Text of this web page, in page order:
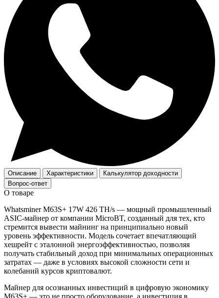
Описание Характеристики
Калькулятор доходности
Вопрос-ответ
О товаре
Whatsminer M63S+ 17W 426 TH/s — мощный промышленный
ASIC‑майнер от компании MicroBT, созданный для тех, кто
стремится вывести майнинг на принципиально новый
уровень эффективности. Модель сочетает впечатляющий
хешрейт с эталонной энергоэффективностью, позволяя
получать стабильный доход при минимальных операционных
затратах — даже в условиях высокой сложности сети и
колебаний курсов криптовалют.
Майнер для осознанных инвестиций в цифровую экономику
M63S+ — это не просто оборудование, а инвестиция в